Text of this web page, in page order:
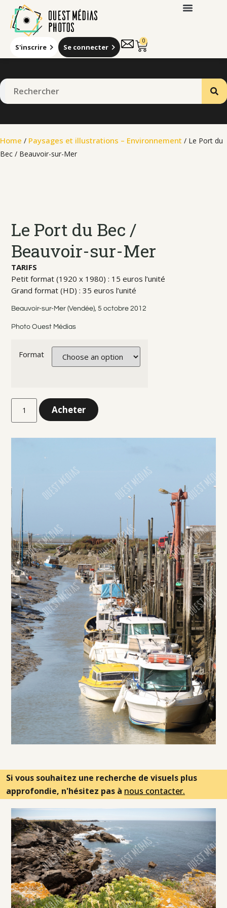
S'inscrire Se connecter
0
Home / Paysages et illustrations – Environnement / Le Port du
Bec / Beauvoir-sur-Mer
Le Port du Bec /
Beauvoir-sur-Mer
TARIFS
Petit format (1920 x 1980) : 15 euros l’unité
Grand format (HD) : 35 euros l’unité
Beauvoir-sur-Mer (Vendée), 5 octobre 2012
Photo Ouest Médias
Format
Acheter
Si vous souhaitez une recherche de visuels plus
approfondie, n'hésitez pas à nous contacter.